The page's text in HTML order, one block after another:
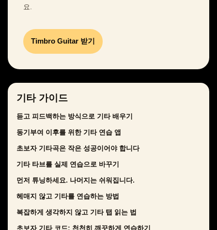
요.
Timbro Guitar 받기
기타 가이드
듣고 피드백하는 방식으로 기타 배우기
동기부여 이후를 위한 기타 연습 앱
초보자 기타곡은 작은 성공이어야 합니다
기타 타브를 실제 연습으로 바꾸기
먼저 튜닝하세요. 나머지는 쉬워집니다.
헤매지 않고 기타를 연습하는 방법
복잡하게 생각하지 않고 기타 탭 읽는 법
초보자 기타 코드: 천천히 깨끗하게 연습하기